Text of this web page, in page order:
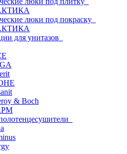
люки под покраску
для унитазов
& Boch